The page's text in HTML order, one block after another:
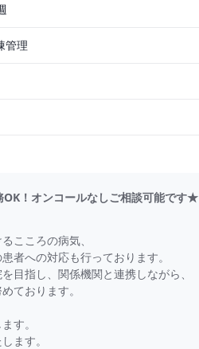
管理
！オンコールなしご相談可能です★
こころの病気、
者への対応も行っております。
目指し、関係機関と連携しながら、
ております。
す。
ます。